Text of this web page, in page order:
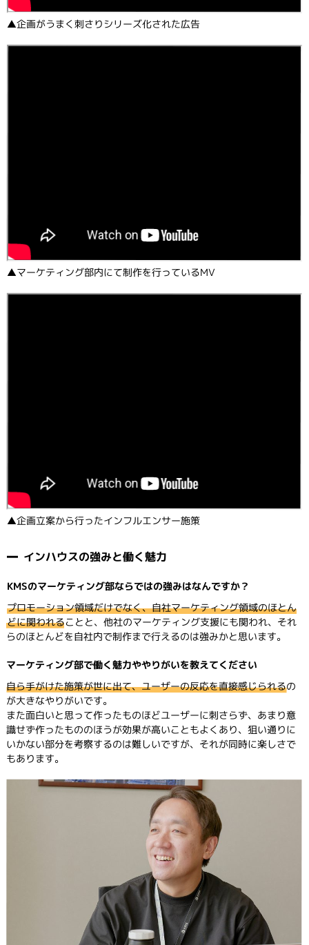
▲企画がうまく刺さりシリーズ化された広告
▲マーケティング部内にて制作を行っているMV
▲企画立案から行ったインフルエンサー施策
インハウスの強みと働く魅力
KMSのマーケティング部ならではの強みはなんですか？
プロモーション領域だけでなく、自社マーケティング領域のほとん
どに関われることと、他社のマーケティング支援にも関われ、それ
らのほとんどを自社内で制作まで行えるのは強みかと思います。
マーケティング部で働く魅力ややりがいを教えてください
自ら手がけた施策が世に出て、ユーザーの反応を直接感じられるの
が大きなやりがいです。
また面白いと思って作ったものほどユーザーに刺さらず、あまり意
識せず作ったもののほうが効果が高いこともよくあり、狙い通りに
いかない部分を考察するのは難しいですが、それが同時に楽しさで
もあります。